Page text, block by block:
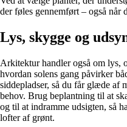
der føles gennemført – også når
Lys, skygge og
Arkitektur handler også om lys,
hvordan solens gang påvirker
siddepladser, så du får glæde af
behov. Brug beplantning til at
og til at indramme udsigten, så
lofter af grønt.